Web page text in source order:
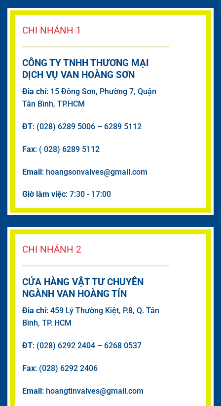
CHI NHÁNH 1
CÔNG TY TNHH THƯƠNG MẠI
DỊCH VỤ VAN HOÀNG SƠN
Đia chỉ: 15 Đông Sơn, Phường 7, Quận
Tân Bình, TP.HCM
ĐT: (028) 6289 5006 – 6289 5112
Fax: ( 028) 6289 5112
Email: hoangsonvalves@gmail.com
Giờ làm việc: 7:30 - 17:00
CHI NHÁNH 2
CỬA HÀNG VẬT TƯ CHUYÊN
NGÀNH VAN HOÀNG TÍN
Đia chỉ: 459 Lý Thường Kiệt, P.8, Q. Tân
Bình, TP. HCM
ĐT: (028) 6292 2404 – 6268 0537
Fax: (028) 6292 2406
Email: hoangtinvalves@gmail.com